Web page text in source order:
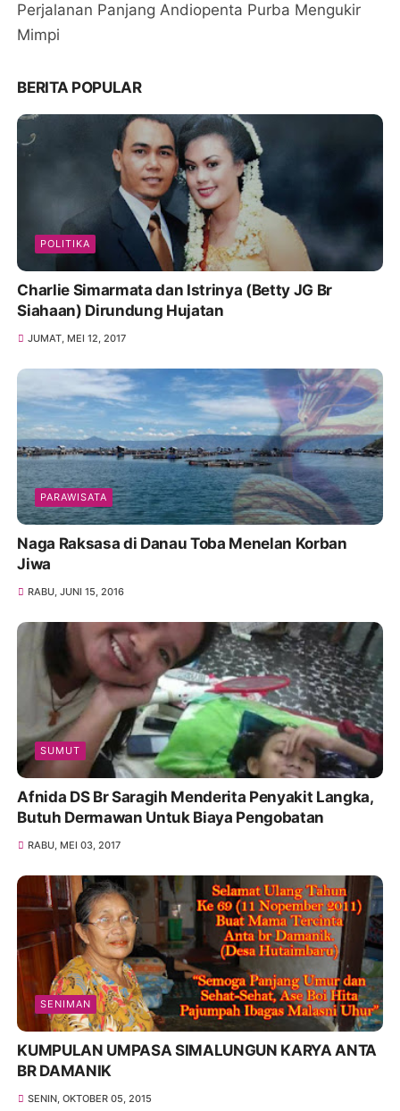
Perjalanan Panjang Andiopenta Purba Mengukir
Mimpi
BERITA POPULAR
POLITIKA
Charlie Simarmata dan Istrinya (Betty JG Br
Siahaan) Dirundung Hujatan
JUMAT, MEI 12, 2017
PARAWISATA
Naga Raksasa di Danau Toba Menelan Korban
Jiwa
RABU, JUNI 15, 2016
SUMUT
Afnida DS Br Saragih Menderita Penyakit Langka,
Butuh Dermawan Untuk Biaya Pengobatan
RABU, MEI 03, 2017
SENIMAN
KUMPULAN UMPASA SIMALUNGUN KARYA ANTA
BR DAMANIK
SENIN, OKTOBER 05, 2015